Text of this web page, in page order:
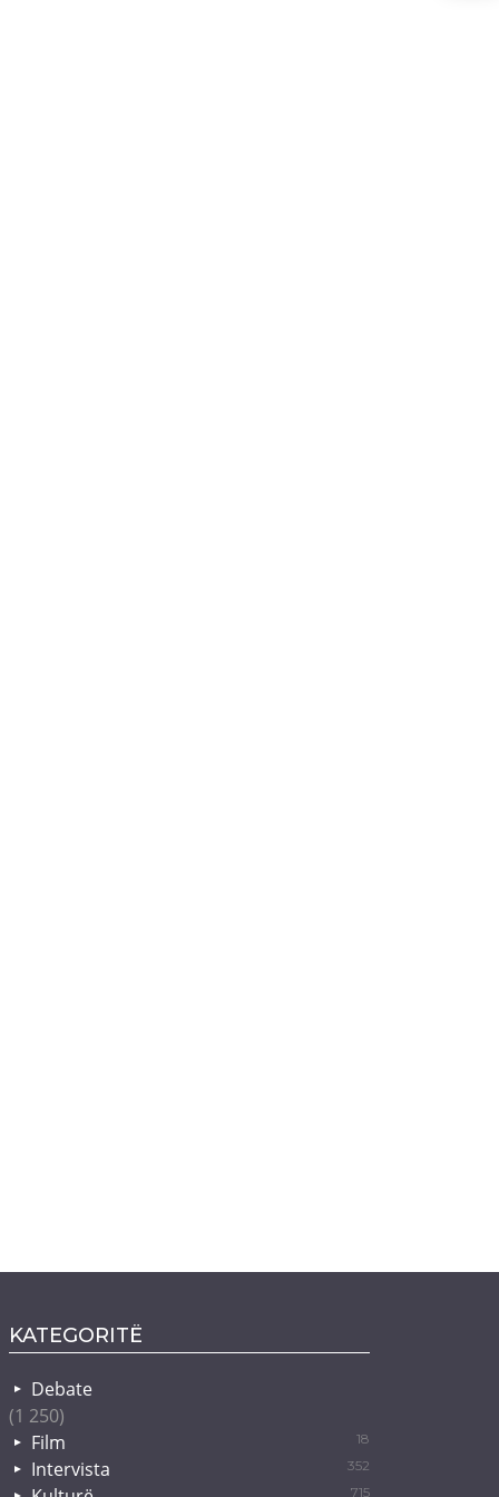
KATEGORITË
Debate
(1 250)
Film
18
Intervista 352
715